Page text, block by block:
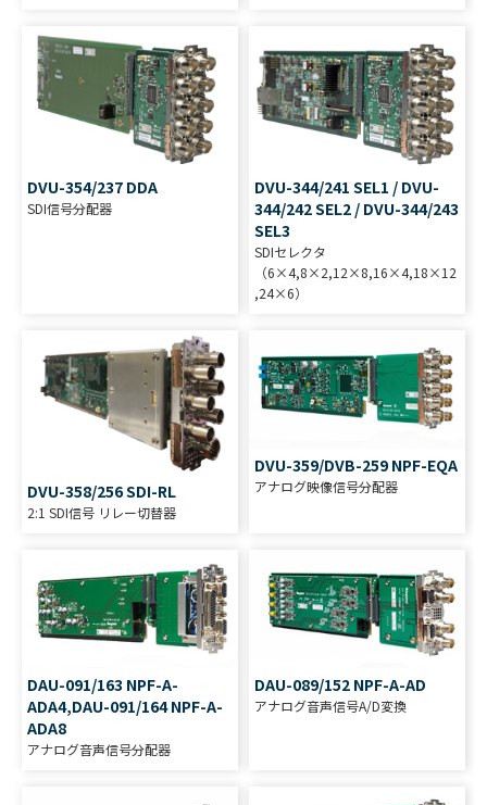
DVU-354/237 DDA
SDI信号分配器
DVU-344/241 SEL1 / DVU-
344/242 SEL2 / DVU-344/243
SEL3
SDIセレクタ
（6×4,8×2,12×8,16×4,18×12
,24×6）
DVU-358/256 SDI-RL
2:1 SDI信号 リレー切替器
DVU-359/DVB-259 NPF-EQA
アナログ映像信号分配器
DAU-091/163 NPF-A-
ADA4,DAU-091/164 NPF-A-
ADA8
アナログ音声信号分配器
DAU-089/152 NPF-A-AD
アナログ音声信号A/D変換